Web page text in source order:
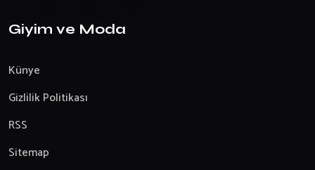
Giyim ve Moda
Künye
Gizlilik Politikası
RSS
Sitemap